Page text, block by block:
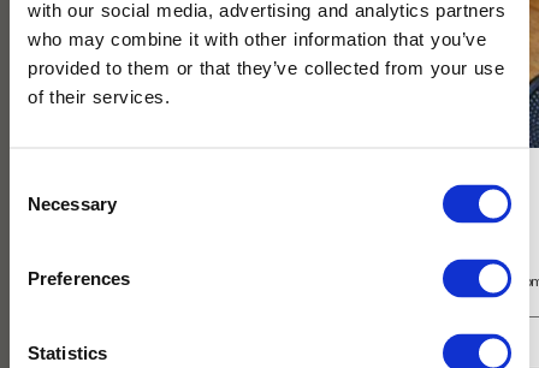
with our social media, advertising and analytics partners
who may combine it with other information that you’ve
provided to them or that they’ve collected from your use
of their services.
Selection
Necessary
Preferences
Statistics
Kaffefilter i hårdplast.
Få 10% rabatt på ditt första köp på nätet och ta del av erbjudanden året